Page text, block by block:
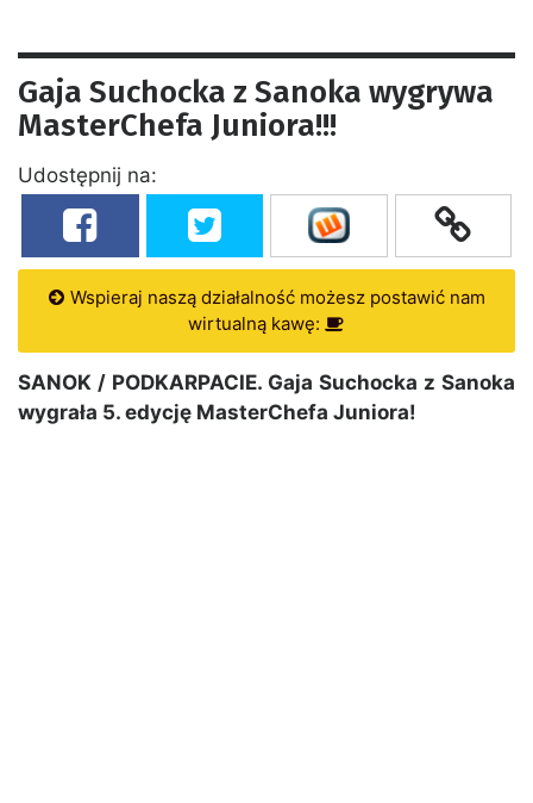
Gaja Suchocka z Sanoka wygrywa
MasterChefa Juniora!!!
Udostępnij na:
Wspieraj naszą działalność możesz postawić nam
wirtualną kawę:
SANOK / PODKARPACIE. Gaja Suchocka z Sanoka
wygrała 5. edycję MasterChefa Juniora!